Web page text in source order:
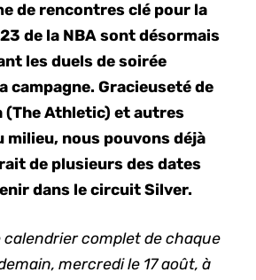
de rencontres clé pour la
de la NBA sont désormais
les duels de soirée
campagne. Gracieuseté de
(The Athletic) et autres
nous pouvons déjà
de plusieurs des dates
dans le circuit Silver.
calendrier complet de chaque
mercredi le 17 août, à